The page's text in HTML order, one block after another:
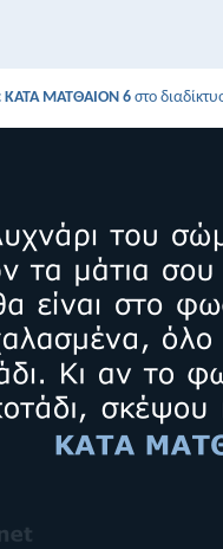
ΚΑΤΑ ΜΑΤΘΑΙΟΝ 6 στο